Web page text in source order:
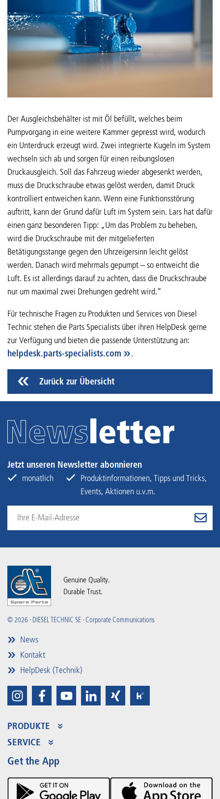
Der Ausgleichsbehälter ist mit Öl befüllt, welches beim
Pumpvorgang in eine weitere Kammer gepresst wird, wodurch
ein Unterdruck erzeugt wird. Zwei integrierte Kugeln im System
wechseln sich ab und sorgen für einen reibungslosen
Druckausgleich. Soll das Fahrzeug wieder abgesenkt werden,
muss die Druckschraube etwas gelöst werden, damit Druck
kontrolliert entweichen kann. Wenn eine Funktionsstörung
auftritt, kann der Grund dafür Luft im System sein. Lars hat dafür
einen ganz besonderen Tipp: „Um das Problem zu beheben,
wird die Druckschraube mit der mitgelieferten
Betätigungsstange gegen den Uhrzeigersinn leicht gelöst
werden. Danach wird mehrmals gepumpt – so entweicht die
Luft. Es ist allerdings darauf zu achten, dass die Druckschraube
nur um maximal zwei Drehungen gedreht wird.“
Für technische Fragen zu Produkten und Services von Diesel
Technic stehen die Parts Specialists über ihren HelpDesk gerne
zur Verfügung und bieten die passende Unterstützung an:
helpdesk.parts-specialists.com
.
Zurück zur Übersicht
Jetzt unseren Newsletter abonnieren
monatlich
Produktinformationen, Tipps und Tricks,
Events, Aktionen u.v.m.
Genuine Quality.
Durable Trust.
© 2026 · DIESEL TECHNIC SE · Corporate Communications
News
Kontakt
HelpDesk (Technik)
PRODUKTE
Produktsortiment
Partner Portal
Product Promotions
SERVICE
Vorteile
Events
Get the App